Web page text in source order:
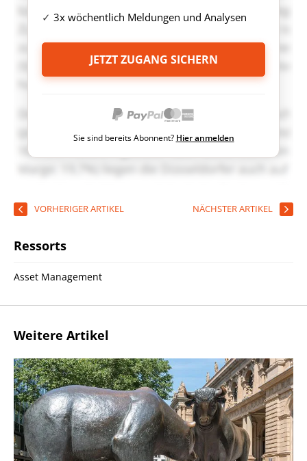
3x wöchentlich Meldungen und Analysen
JETZT ZUGANG SICHERN
Sie sind bereits Abonnent? Hier anmelden
VORHERIGER ARTIKEL NÄCHSTER ARTIKEL
Ressorts
Asset Management
Weitere Artikel